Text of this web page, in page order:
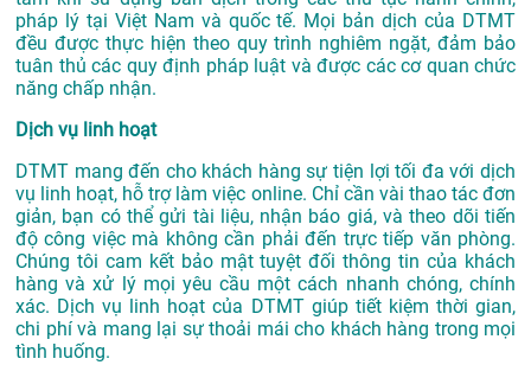
pháp lý tại Việt Nam và quốc tế. Mọi bản dịch của DTMT
đều được thực hiện theo quy trình nghiêm ngặt, đảm bảo
tuân thủ các quy định pháp luật và được các cơ quan chức
năng chấp nhận.
Dịch vụ linh hoạt
DTMT mang đến cho khách hàng sự tiện lợi tối đa với dịch
vụ linh hoạt, hỗ trợ làm việc online. Chỉ cần vài thao tác đơn
giản, bạn có thể gửi tài liệu, nhận báo giá, và theo dõi tiến
độ công việc mà không cần phải đến trực tiếp văn phòng.
Chúng tôi cam kết bảo mật tuyệt đối thông tin của khách
hàng và xử lý mọi yêu cầu một cách nhanh chóng, chính
xác. Dịch vụ linh hoạt của DTMT giúp tiết kiệm thời gian,
chi phí và mang lại sự thoải mái cho khách hàng trong mọi
tình huống.